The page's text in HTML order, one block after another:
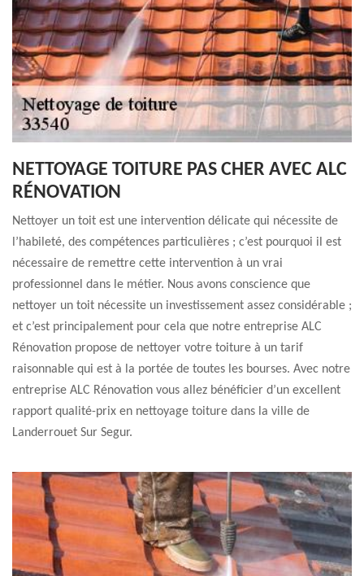
NETTOYAGE TOITURE PAS CHER AVEC ALC
RÉNOVATION
Nettoyer un toit est une intervention délicate qui nécessite de
l’habileté, des compétences particulières ; c’est pourquoi il est
nécessaire de remettre cette intervention à un vrai
professionnel dans le métier. Nous avons conscience que
nettoyer un toit nécessite un investissement assez considérable ;
et c’est principalement pour cela que notre entreprise ALC
Rénovation propose de nettoyer votre toiture à un tarif
raisonnable qui est à la portée de toutes les bourses. Avec notre
entreprise ALC Rénovation vous allez bénéficier d’un excellent
rapport qualité-prix en nettoyage toiture dans la ville de
Landerrouet Sur Segur.